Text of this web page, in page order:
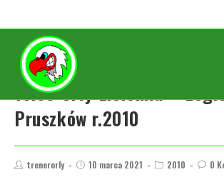
13.03 Orły Zielonka –
Pruszków r.2010
trenerorly 10 marca 2021 2010 0